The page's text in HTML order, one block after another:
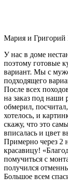
Мария и Григорий
У нас в доме
поэтому готовые
вариант. Мы с
подходящего
После всех
на заказ под наши
обмерил,
хотелось, и
скажу, что это
вписалась и цвет
Примерно через 2
красавицу!
помучиться с
получился
Большое всем